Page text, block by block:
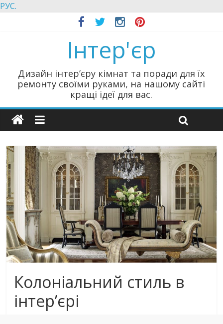
РУС.
Інтер'єр
Дизайн інтер’єру кімнат та поради для їх
ремонту своїми руками, на нашому сайті
кращі ідеї для вас.
Колоніальний стиль в
інтер’єрі